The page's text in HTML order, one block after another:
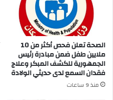
الصحة تعلن فحص أكثر من 10
ملايين طفل ضمن مبادرة رئيس
الجمهورية للكشف المبكر وعلاج
فقدان السمع لدى حديثي الولادة
منذ 9 ساعات